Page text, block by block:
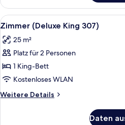
(Deluxe
King
305)
Alle
Fotos
für
Zimmer
(Deluxe
King
307)
anzeigen
5
Zimmer (Deluxe King 307)
25 m²
Platz für 2 Personen
1 King-Bett
Kostenloses WLAN
Weitere Details
Weitere
Daten